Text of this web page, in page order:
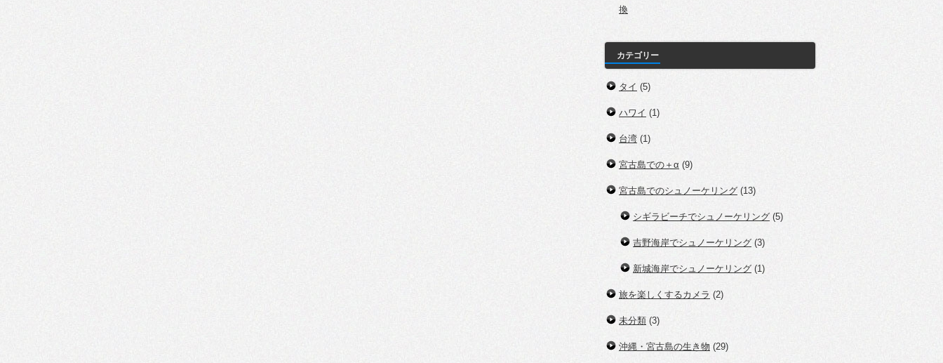
換
カテゴリー
タイ (5)
ハワイ (1)
台湾 (1)
宮古島での＋α (9)
宮古島でのシュノーケリング (13)
シギラビーチでシュノーケリング (5)
吉野海岸でシュノーケリング (3)
新城海岸でシュノーケリング (1)
旅を楽しくするカメラ (2)
未分類 (3)
沖縄・宮古島の生き物 (29)